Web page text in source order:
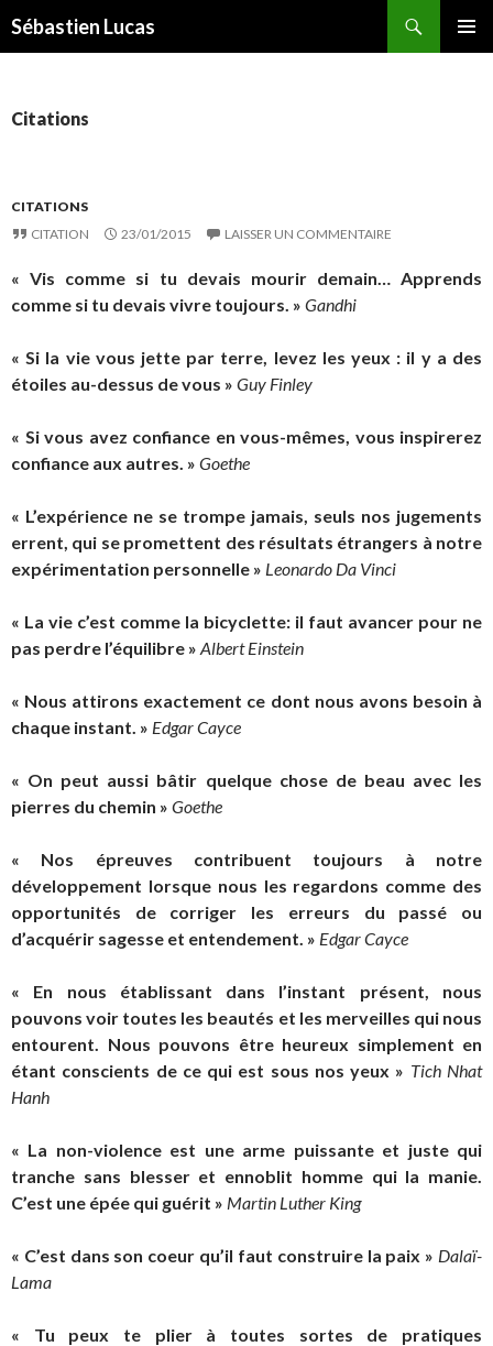
Sébastien Lucas
Citations
CITATIONS
CITATION
23/01/2015 LAISSER UN COMMENTAIRE
« Vis comme si tu devais mourir demain… Apprends
comme si tu devais vivre toujours. » Gandhi
« Si la vie vous jette par terre, levez les yeux : il y a des
étoiles au-dessus de vous » Guy Finley
« Si vous avez confiance en vous-mêmes, vous inspirerez
confiance aux autres. » Goethe
« L’expérience ne se trompe jamais, seuls nos jugements
errent, qui se promettent des résultats étrangers à notre
expérimentation personnelle » Leonardo Da Vinci
« La vie c’est comme la bicyclette: il faut avancer pour ne
pas perdre l’équilibre » Albert Einstein
« Nous attirons exactement ce dont nous avons besoin à
chaque instant. » Edgar Cayce
« On peut aussi bâtir quelque chose de beau avec les
pierres du chemin » Goethe
« Nos épreuves contribuent toujours à notre
développement lorsque nous les regardons comme des
opportunités de corriger les erreurs du passé ou
d’acquérir sagesse et entendement. » Edgar Cayce
« En nous établissant dans l’instant présent, nous
pouvons voir toutes les beautés et les merveilles qui nous
entourent. Nous pouvons être heureux simplement en
étant conscients de ce qui est sous nos yeux » Tich Nhat
Hanh
« La non-violence est une arme puissante et juste qui
tranche sans blesser et ennoblit homme qui la manie.
C’est une épée qui guérit » Martin Luther King
« C’est dans son coeur qu’il faut construire la paix » Dalaï-
Lama
« Tu peux te plier à toutes sortes de pratiques